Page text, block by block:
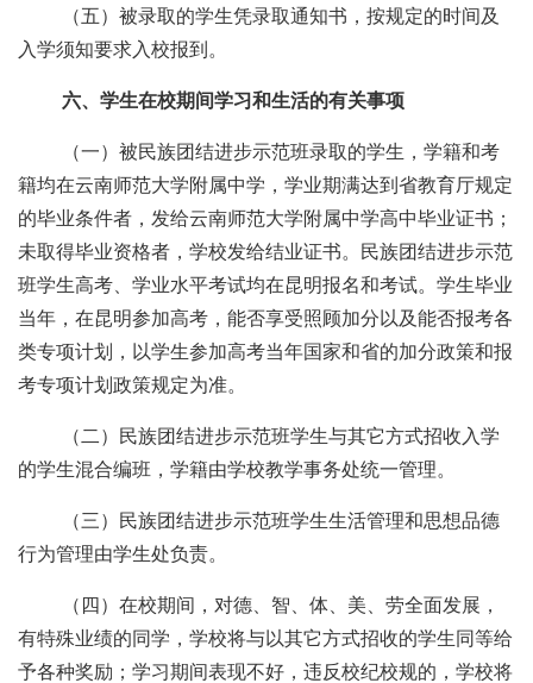
（五）被录取的学生凭录取通知书，按规定的时间及
入学须知要求入校报到。
六、学生在校期间学习和生活的有关事项
（一）被民族团结进步示范班录取的学生，学籍和考
籍均在云南师范大学附属中学，学业期满达到省教育厅规定
的毕业条件者，发给云南师范大学附属中学高中毕业证书；
未取得毕业资格者，学校发给结业证书。民族团结进步示范
班学生高考、学业水平考试均在昆明报名和考试。学生毕业
当年，在昆明参加高考，能否享受照顾加分以及能否报考各
类专项计划，以学生参加高考当年国家和省的加分政策和报
考专项计划政策规定为准。
（二）民族团结进步示范班学生与其它方式招收入学
的学生混合编班，学籍由学校教学事务处统一管理。
（三）民族团结进步示范班学生生活管理和思想品德
行为管理由学生处负责。
（四）在校期间，对德、智、体、美、劳全面发展，
有特殊业绩的同学，学校将与以其它方式招收的学生同等给
予各种奖励；学习期间表现不好，违反校纪校规的，学校将